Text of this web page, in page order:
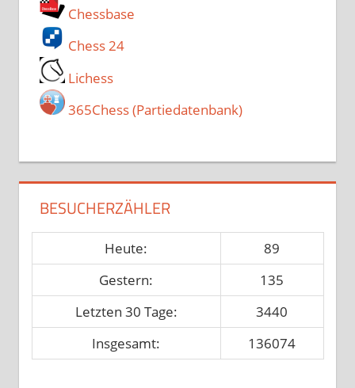
Chessbase
Chess 24
Lichess
365Chess (Partiedatenbank)
BESUCHERZÄHLER
Heute:
89
Gestern:
135
Letzten 30 Tage:
3440
Insgesamt:
136074